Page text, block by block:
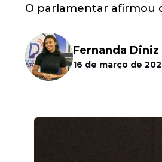
O parlamentar afirmou
Fernanda Diniz
16 de março de